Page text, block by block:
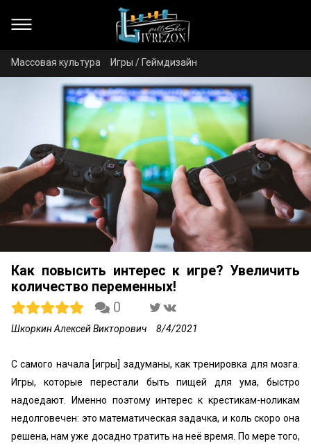
Массовая культура Игры / Геймдизайн
Как повысить интерес к игре? Увеличить
количество переменных!
0
Шкоркин Алексей Викторович 8/4/2021
С самого начала [игры] задуманы, как тренировка для мозга.
Игры, которые перестали быть пищей для ума, быстро
надоедают. Именно поэтому интерес к крестикам-ноликам
недолговечен: это математическая задачка, и коль скоро она
решена, нам уже досадно тратить на неё время. По мере того,